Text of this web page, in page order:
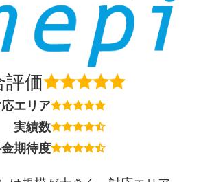
価
エリア
績数
期待度